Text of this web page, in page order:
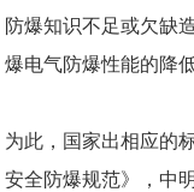
防爆知识不足或欠缺
爆电气防爆性能的降
为此，国家出相应的
安全防爆规范》，中